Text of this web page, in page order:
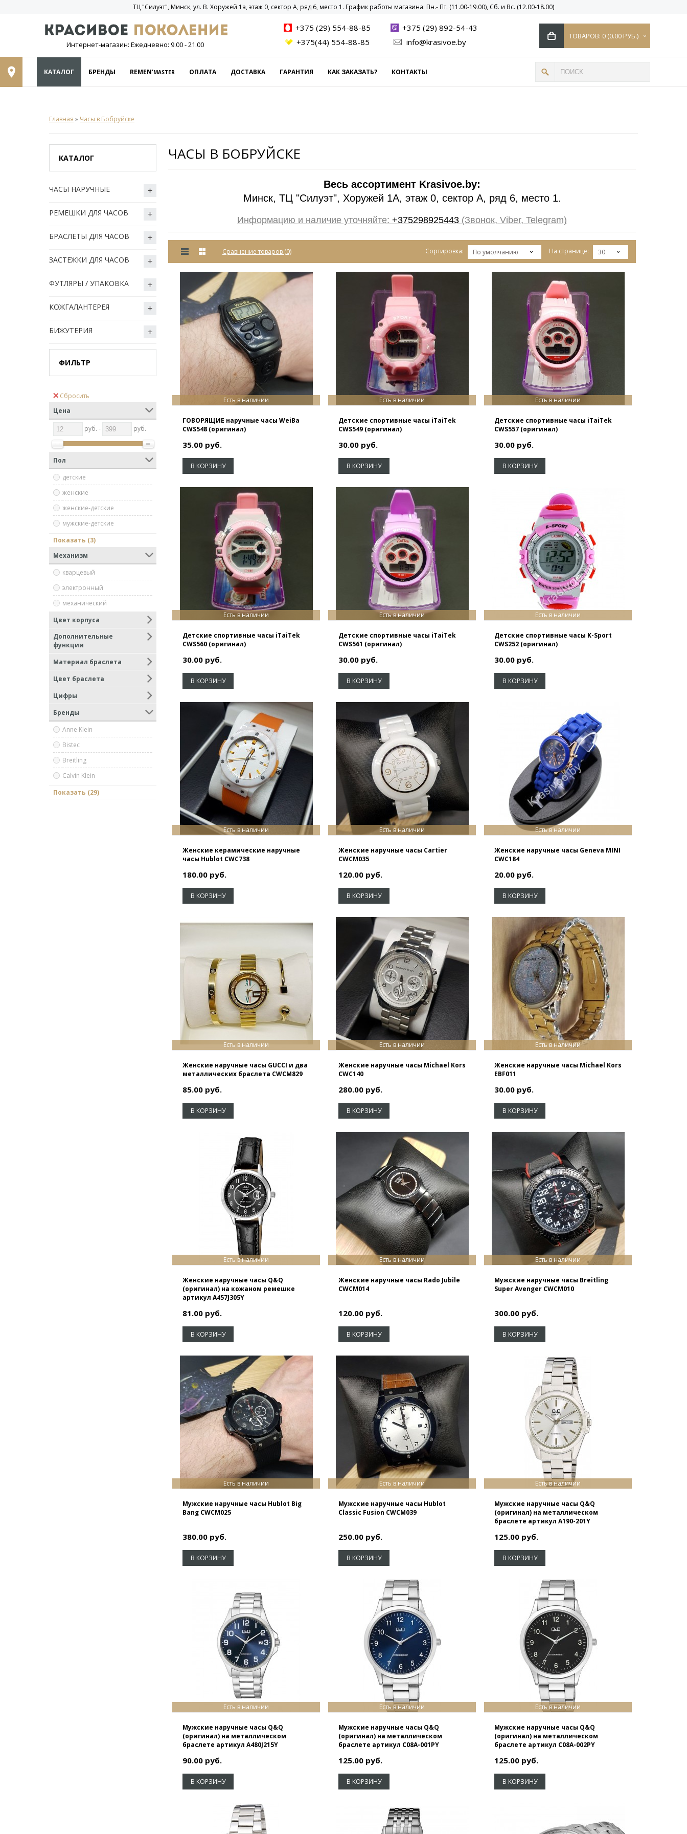
ТЦ "Силуэт", Минск, ул. В. Хоружей 1а, этаж 0, сектор А, ряд 6, место 1. График работы магазина: Пн.- Пт. (11.00-19.00), Сб. и Вс. (12.00-18.00)
Интернет-магазин: Ежедневно: 9.00 - 21.00
+375 (29) 554-88-85
+375 (29) 892-54-43
+375(44) 554-88-85
info@krasivoe.by
ТОВАРОВ: 0 (0.00 РУБ.)
КАТАЛОГ БРЕНДЫ REMEN'MASTER ОПЛАТА ДОСТАВКА ГАРАНТИЯ КАК ЗАКАЗАТЬ? КОНТАКТЫ
Главная » Часы в Бобруйске
КАТАЛОГ
ЧАСЫ НАРУЧНЫЕ
РЕМЕШКИ ДЛЯ ЧАСОВ
БРАСЛЕТЫ ДЛЯ ЧАСОВ
ЗАСТЕЖКИ ДЛЯ ЧАСОВ
ФУТЛЯРЫ / УПАКОВКА
КОЖГАЛАНТЕРЕЯ
БИЖУТЕРИЯ
ФИЛЬТР
Сбросить
Цена
руб. - руб.
Пол
детские
женские
женские-детские
мужские-детские
мужские
мужской
унисекс
Показать (3)
Механизм
кварцевый
электронный
механический
Цвет корпуса
Дополнительные
функции
Материал браслета
Цвет браслета
Цифры
Бренды
Anne Klein
Bistec
Breitling
Calvin Klein
Cartier
Показать (29)
ЧАСЫ В БОБРУЙСКЕ
Весь ассортимент Krasivoe.by:
Минск, ТЦ "Силуэт", Хоружей 1А, этаж 0, сектор А, ряд 6, место 1.
Информацию и наличие уточняйте: +375298925443 (Звонок, Viber, Telegram)
Сравнение товаров (0) На странице: 30
Сортировка: По умолчанию
Есть в наличии
ГОВОРЯЩИЕ наручные часы WeiBa
CWS548 (оригинал)
35.00 руб.
В КОРЗИНУ
Есть в наличии
Детские спортивные часы iTaiTek
CWS549 (оригинал)
30.00 руб.
В КОРЗИНУ
Есть в наличии
Детские спортивные часы iTaiTek
CWS557 (оригинал)
30.00 руб.
В КОРЗИНУ
Есть в наличии
Детские спортивные часы iTaiTek
CWS560 (оригинал)
30.00 руб.
В КОРЗИНУ
Есть в наличии
Детские спортивные часы iTaiTek
CWS561 (оригинал)
30.00 руб.
В КОРЗИНУ
Есть в наличии
Детские спортивные часы K-Sport
CWS252 (оригинал)
30.00 руб.
В КОРЗИНУ
Есть в наличии
Женские керамические наручные
часы Hublot CWC738
180.00 руб.
В КОРЗИНУ
Есть в наличии
Женские наручные часы Cartier
CWCM035
120.00 руб.
В КОРЗИНУ
Есть в наличии
Женские наручные часы Geneva MINI
CWC184
20.00 руб.
В КОРЗИНУ
Есть в наличии
Женские наручные часы GUCCI и два
металлических браслета CWCM829
85.00 руб.
В КОРЗИНУ
Есть в наличии
Женские наручные часы Michael Kors
CWC140
280.00 руб.
В КОРЗИНУ
Есть в наличии
Женские наручные часы Michael Kors
EBF011
30.00 руб.
В КОРЗИНУ
Есть в наличии
Женские наручные часы Q&Q
(оригинал) на кожаном ремешке
артикул A457J305Y
81.00 руб.
В КОРЗИНУ
Есть в наличии
Женские наручные часы Rado Jubile
CWCM014
120.00 руб.
В КОРЗИНУ
Есть в наличии
Мужские наручные часы Breitling
Super Avenger CWCM010
300.00 руб.
В КОРЗИНУ
Есть в наличии
Мужские наручные часы Hublot Big
Bang CWCM025
380.00 руб.
В КОРЗИНУ
Есть в наличии
Мужские наручные часы Hublot
Classic Fusion CWCM039
250.00 руб.
В КОРЗИНУ
Есть в наличии
Мужские наручные часы Q&Q
(оригинал) на металлическом
браслете артикул A190-201Y
125.00 руб.
В КОРЗИНУ
Есть в наличии
Мужские наручные часы Q&Q
(оригинал) на металлическом
браслете артикул A480J215Y
90.00 руб.
В КОРЗИНУ
Есть в наличии
Мужские наручные часы Q&Q
(оригинал) на металлическом
браслете артикул C08A-001PY
125.00 руб.
В КОРЗИНУ
Есть в наличии
Мужские наручные часы Q&Q
(оригинал) на металлическом
браслете артикул C08A-002PY
125.00 руб.
В КОРЗИНУ